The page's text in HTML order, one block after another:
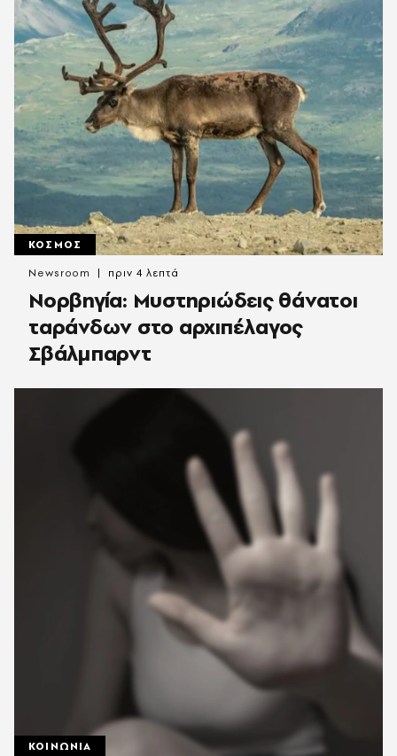
ΚΟΣΜΟΣ
Νορβηγία: Μυστηριώδεις θάνατοι
ταράνδων στο αρχιπέλαγος
Σβάλμπαρντ
Newsroom πριν 4 λεπτά
ΚΟΙΝΩΝΙΑ